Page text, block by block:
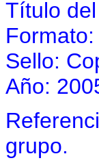
Título
Sello:
Año:
grupo.